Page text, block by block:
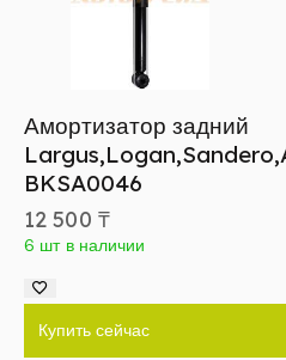
Амортизатор задний
BKSA0046
12 500 ₸
6 шт в наличии
Купить сейчас